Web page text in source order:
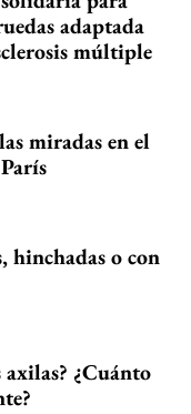
adaptada
múltiple
miradas en el
hinchadas o con
axilas? ¿Cuánto